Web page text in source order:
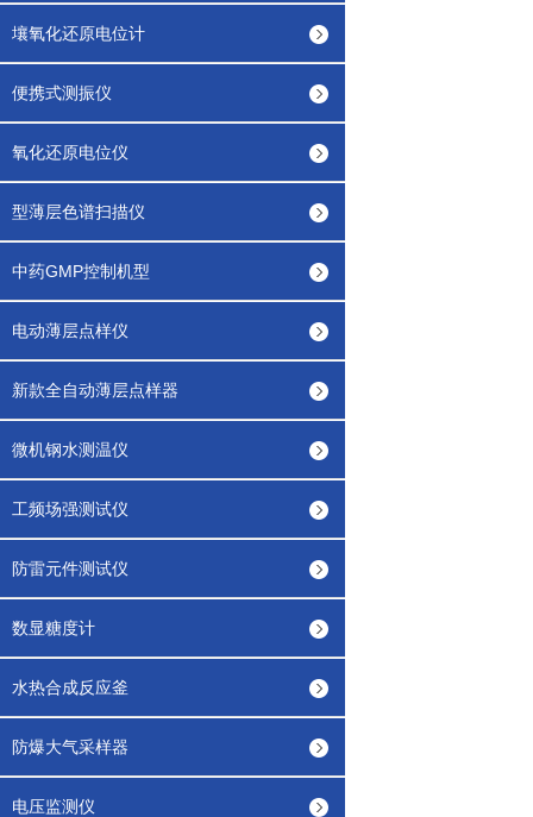
壤氧化还原电位计
便携式测振仪
氧化还原电位仪
型薄层色谱扫描仪
中药GMP控制机型
电动薄层点样仪
新款全自动薄层点样器
微机钢水测温仪
工频场强测试仪
防雷元件测试仪
数显糖度计
水热合成反应釜
防爆大气采样器
电压监测仪